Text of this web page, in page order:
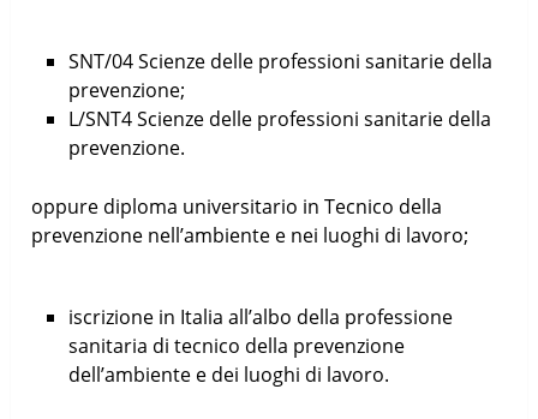
SNT/04 Scienze delle professioni sanitarie della
prevenzione;
L/SNT4 Scienze delle professioni sanitarie della
prevenzione.
oppure diploma universitario in Tecnico della
prevenzione nell’ambiente e nei luoghi di lavoro;
iscrizione in Italia all’albo della professione
sanitaria di tecnico della prevenzione
dell’ambiente e dei luoghi di lavoro.